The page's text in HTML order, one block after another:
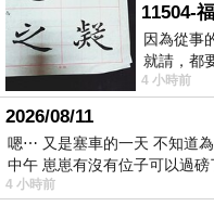
11504-
因為從事
就請，都
月的班表
4 小時前
2026/08/11
嗯⋯ 又是塞車的一天 不知道
中午 崽崽有沒有位子可以過
4 小時前